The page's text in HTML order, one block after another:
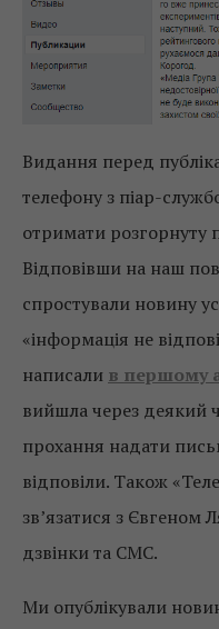
Видання перед
телефону з піар-
отримати розгорнуту
Відповівши на наш
спростували новину
«інформація не
написали в першому
вийшла через деякий
прохання надати
відповіли. Також
зв’язатися з Євгеном
дзвінки та СМС.
Ми опублікували